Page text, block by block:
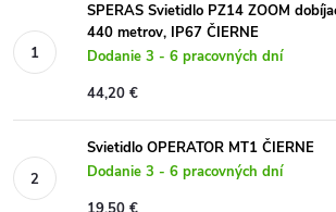
SPERAS Svietidlo PZ14 ZOOM
440 metrov, IP67 ČIERNE
Dodanie 3 - 6 pracovných dní
44,20 €
Svietidlo OPERATOR MT1 ČIERNE
Dodanie 3 - 6 pracovných dní